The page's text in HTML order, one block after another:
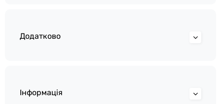
Додатково
Інформація